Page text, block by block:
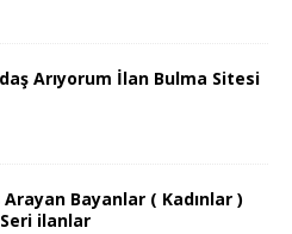
Arıyorum İlan Bulma Sitesi
Bayanlar ( Kadınlar )
ilanlar